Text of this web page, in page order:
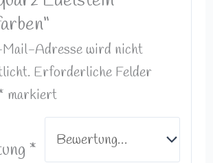
Adresse wird nicht
Erforderliche Felder
markiert
*